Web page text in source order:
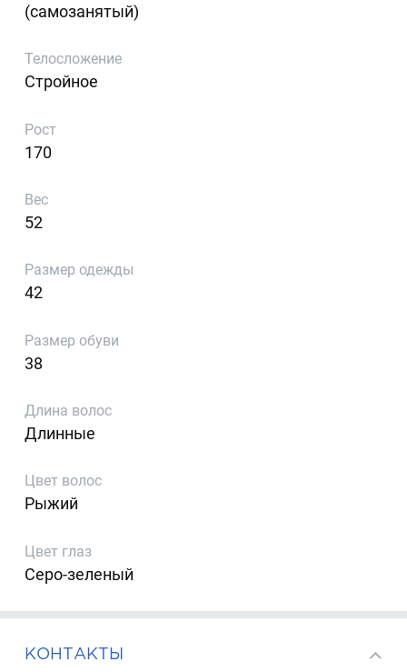
(самозанятый)
Телосложение
Стройное
Рост
170
Вес
52
Размер одежды
42
Размер обуви
38
Длина волос
Длинные
Цвет волос
Рыжий
Цвет глаз
Серо-зеленый
КОНТАКТЫ